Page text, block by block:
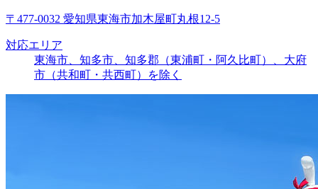
〒477-0032 愛知県東海市加木屋町丸根12-5
対応エリア
東海市、知多市、知多郡（東浦町・阿久比町）、大府
市（共和町・共西町）を除く